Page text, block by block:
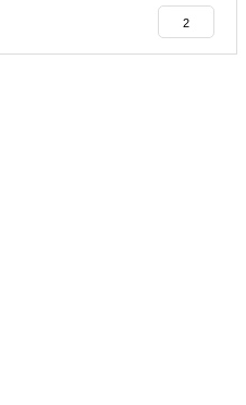
バレンタイン2023 @CAKEHOU
2